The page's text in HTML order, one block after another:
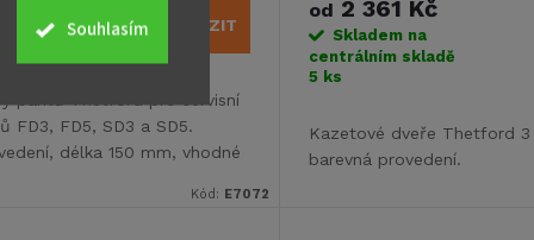
Souhlasím ZOBRAZIT
pantů Thetford pro servisní
FD3, FD5, SD3 a SD5.
délka 150 mm, vhodné
Kód: E7072
od 2 361 Kč
Skladem na
centrálním skladě
5 ks
Kazetové dveře Thetford
barevná provedení.